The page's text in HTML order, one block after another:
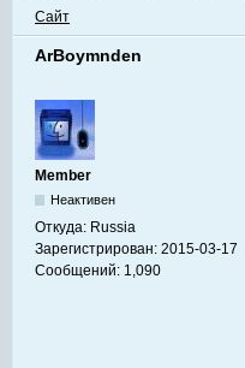
Сайт
ArBoymnden
Member
Неактивен
Откуда: Russia
Зарегистрирован: 2015-03-17
Сообщений: 1,090